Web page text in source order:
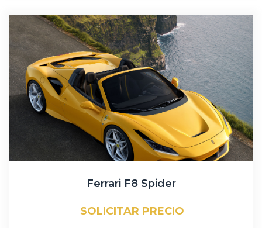
Ferrari F8 Spider
SOLICITAR PRECIO